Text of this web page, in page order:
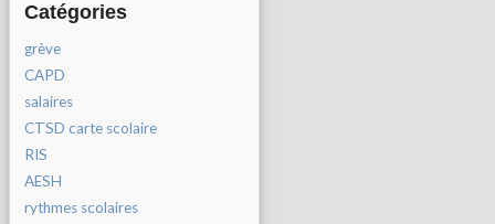
Catégories
grève
CAPD
salaires
CTSD carte scolaire
RIS
AESH
rythmes scolaires